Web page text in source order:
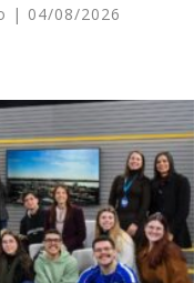
04/08/2026